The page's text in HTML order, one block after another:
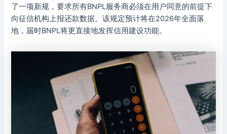
了一项新规，要求所有BNPL服务商必须在用户同意的前提下
向征信机构上报还款数据。该规定预计将在2026年全面落
地，届时BNPL将更直接地发挥信用建设功能。